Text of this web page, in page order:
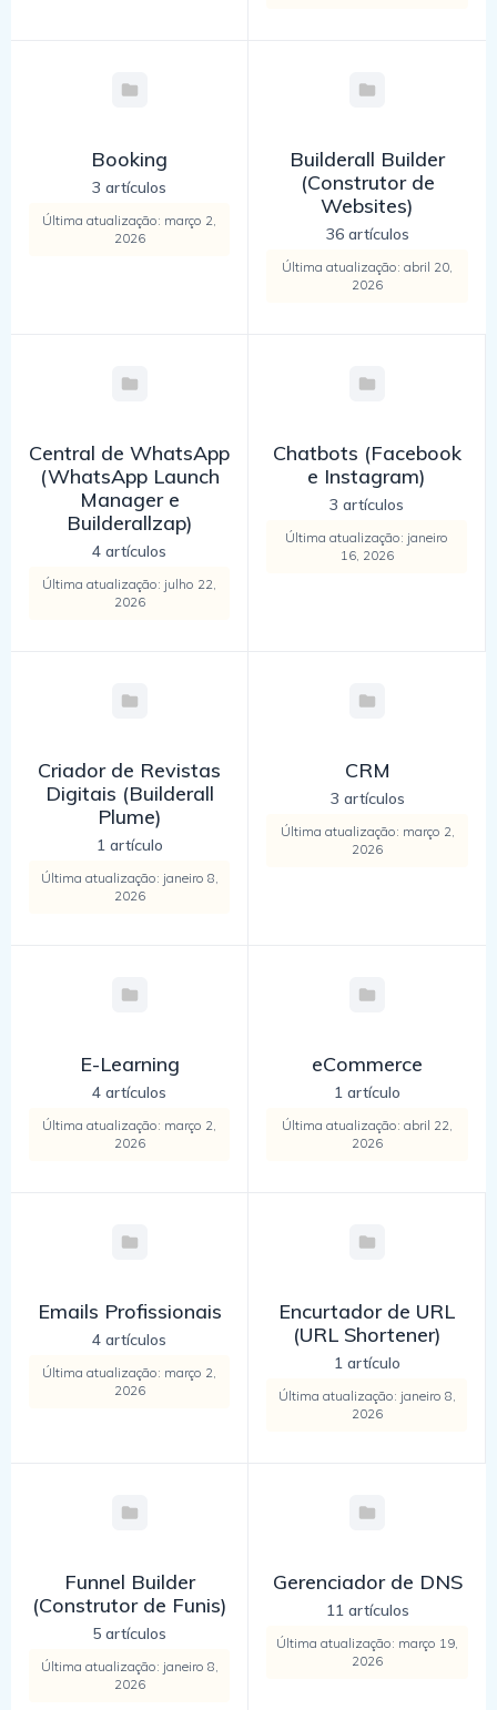
Booking
3 artículos
Última atualização: março 2,
2026
Builderall Builder
(Construtor de
Websites)
36 artículos
Última atualização: abril 20,
2026
Central de WhatsApp
(WhatsApp Launch
Manager e
Builderallzap)
4 artículos
Última atualização: julho 22,
2026
Chatbots (Facebook
e Instagram)
3 artículos
Última atualização: janeiro
16, 2026
Criador de Revistas
Digitais (Builderall
Plume)
1 artículo
Última atualização: janeiro 8,
2026
CRM
3 artículos
Última atualização: março 2,
2026
E-Learning
4 artículos
Última atualização: março 2,
2026
eCommerce
1 artículo
Última atualização: abril 22,
2026
Emails Profissionais
4 artículos
Última atualização: março 2,
2026
Encurtador de URL
(URL Shortener)
1 artículo
Última atualização: janeiro 8,
2026
Funnel Builder
(Construtor de Funis)
5 artículos
Última atualização: janeiro 8,
2026
Gerenciador de DNS
11 artículos
Última atualização: março 19,
2026